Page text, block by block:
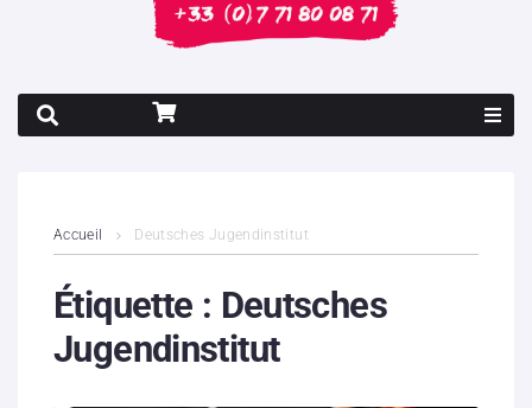
Contenus litigieux
Nous soutenir
Accueil Deutsches Jugendinstitut
Étiquette : Deutsches
Jugendinstitut